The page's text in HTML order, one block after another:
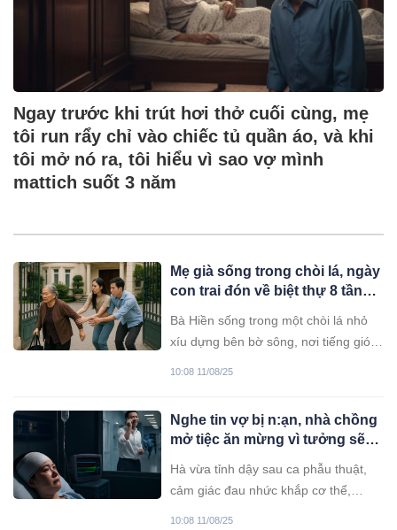
Ngay trước khi trút hơi thở cuối cùng, mẹ
tôi run rẩy chỉ vào chiếc tủ quần áo, và khi
tôi mở nó ra, tôi hiểu vì sao vợ mình
mattich suốt 3 năm
Mẹ già sống trong chòi lá, ngày
con trai đón về biệt thự 8 tầng,
câu khiến bà “qu/a/y x;/e” về
quê ngay tr;/o;/ng đ/ê/m
Bà Hiền sống trong một chòi lá nhỏ
xíu dựng bên bờ sông, nơi tiếng gió
với những ký ức về ngày xưa. Chồng
bà mất sớm, để lại
10:08 11/08/25
Nghe tin vợ bị n:ạn, nhà chồng
mở tiệc ăn mừng vì tưởng sẽ
không ngờ đó lại là cái b:ẫy…
Hà vừa tỉnh dậy sau ca phẫu thuật,
cảm giác đau nhức khắp cơ thể,
10:08 11/08/25